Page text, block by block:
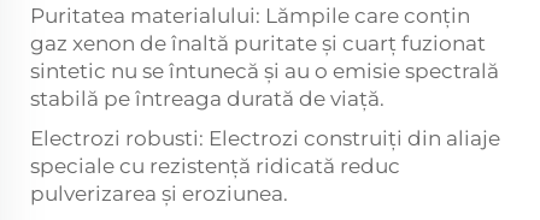
Puritatea materialului: Lămpile care conțin
gaz xenon de înaltă puritate și cuarț fuzionat
sintetic nu se întunecă și au o emisie spectrală
stabilă pe întreaga durată de viață.
Electrozi robusti: Electrozi construiți din aliaje
speciale cu rezistență ridicată reduc
pulverizarea și eroziunea.